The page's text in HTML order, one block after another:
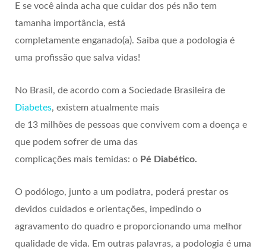
E se você ainda acha que cuidar dos pés não tem
tamanha importância, está
completamente enganado(a). Saiba que a podologia é
uma profissão que salva vidas!
No Brasil, de acordo com a Sociedade Brasileira de
Diabetes, existem atualmente mais
de 13 milhões de pessoas que convivem com a doença e
que podem sofrer de uma das
complicações mais temidas: o Pé Diabético.
O podólogo, junto a um podiatra, poderá prestar os
devidos cuidados e orientações, impedindo o
agravamento do quadro e proporcionando uma melhor
qualidade de vida. Em outras palavras, a podologia é uma